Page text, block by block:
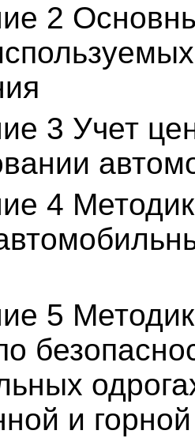
2
3 Учет
4
5
и